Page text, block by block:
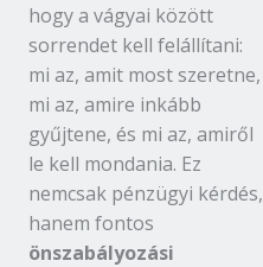
hogy a vágyai között
sorrendet kell felállítani:
mi az, amit most szeretne,
mi az, amire inkább
gyűjtene, és mi az, amiről
le kell mondania. Ez
nemcsak pénzügyi kérdés,
hanem fontos
önszabályozási